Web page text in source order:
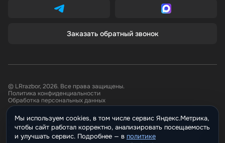
Заказать обратный звонок
© LRrazbor, 2026. Все права защищены.
Политика конфиденциальности
Обработка персональных данных
Информация, размещённая на сайте не является публичной офертой.
Все материалы данного сайта являются объектами авторского права.
Запрещается копирование, распространение (в том числе путем
Мы используем cookies, в том числе сервис Яндекс.Метрика,
чтобы сайт работал корректно, анализировать посещаемость
и улучшать сервис. Подробнее — политике